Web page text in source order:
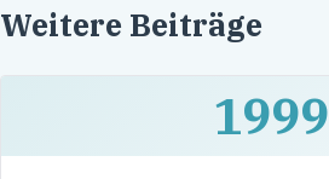
Weitere Beiträge
1999